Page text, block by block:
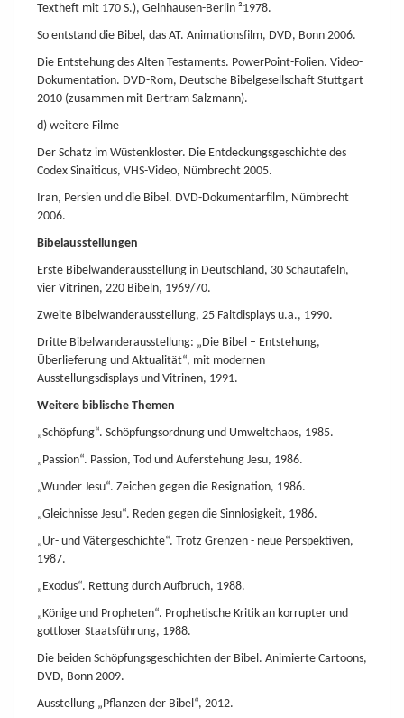
Textheft mit 170 S.), Gelnhausen-Berlin ²1978.
So entstand die Bibel, das AT. Animationsfilm, DVD, Bonn 2006.
Die Entstehung des Alten Testaments. PowerPoint-Folien. Video-
Dokumentation. DVD-Rom, Deutsche Bibelgesellschaft Stuttgart
2010 (zusammen mit Bertram Salzmann).
d) weitere Filme
Der Schatz im Wüstenkloster. Die Entdeckungsgeschichte des
Codex Sinaiticus, VHS-Video, Nümbrecht 2005.
Iran, Persien und die Bibel. DVD-Dokumentarfilm, Nümbrecht
2006.
Bibelausstellungen
Erste Bibelwanderausstellung in Deutschland, 30 Schautafeln,
vier Vitrinen, 220 Bibeln, 1969/70.
Zweite Bibelwanderausstellung, 25 Faltdisplays u.a., 1990.
Dritte Bibelwanderausstellung: „Die Bibel – Entstehung,
Überlieferung und Aktualität“, mit modernen
Ausstellungsdisplays und Vitrinen, 1991.
Weitere biblische Themen
„Schöpfung“. Schöpfungsordnung und Umweltchaos, 1985.
„Passion“. Passion, Tod und Auferstehung Jesu, 1986.
„Wunder Jesu“. Zeichen gegen die Resignation, 1986.
„Gleichnisse Jesu“. Reden gegen die Sinnlosigkeit, 1986.
„Ur- und Vätergeschichte“. Trotz Grenzen - neue Perspektiven,
1987.
„Exodus“. Rettung durch Aufbruch, 1988.
„Könige und Propheten“. Prophetische Kritik an korrupter und
gottloser Staatsführung, 1988.
Die beiden Schöpfungsgeschichten der Bibel. Animierte Cartoons,
DVD, Bonn 2009.
Ausstellung „Pflanzen der Bibel“, 2012.